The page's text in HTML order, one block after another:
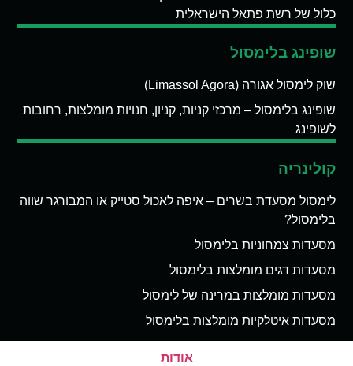
כלול של רשת פתאל הישראלית
שופינג בלימסול
שוק לימסול אגורה (Limassol Agora)
שופינג בלימסול – מרכזי קניות, קניון, חנויות מומלצות, רחובות
לשופינג
קולינריה
לימסול מסעדת בשרים – איפה לאכול סטייק או המבורגר שווה
בלימסול?
מסעדות צמחוניות בלימסול
מסעדות דגים מומלצות בלימסול
מסעדות מומלצות במרינה של לימסול
מסעדות איטלקיות מומלצות בלימסול
אודות